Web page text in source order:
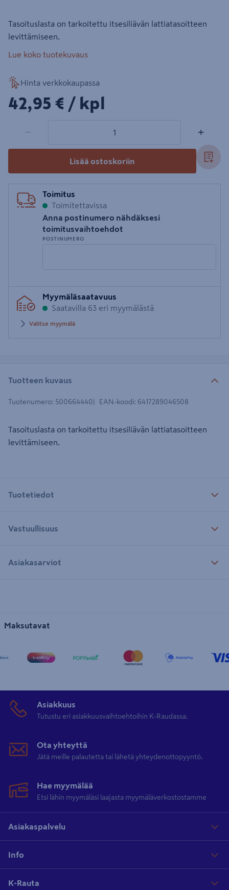
Tasoituslasta on tarkoitettu itsesiliävän lattiatasoitteen
levittämiseen.
Lue koko tuotekuvaus
Hinta verkkokaupassa
42,95€/kpl
42,95 € / kpl
− +
Lisää ostoskoriin
Toimitus
Toimitettavissa
Anna postinumero nähdäksesi
toimitusvaihtoehdot
POSTINUMERO
postinumero
Myymäläsaatavuus
Saatavilla 63 eri myymälästä
Valitse myymälä
Tuotteen kuvaus
Tuotenumero: 500664440 EAN-koodi: 6417289046508
Tasoituslasta on tarkoitettu itsesiliävän lattiatasoitteen
levittämiseen.
Tuotetiedot
Vastuullisuus
Asiakasarviot
Maksutavat
Asiakkuus
Tutustu eri asiakkuusvaihtoehtoihin K-Raudassa.
Ota yhteyttä
Jätä meille palautetta tai lähetä yhteydenottopyyntö.
Hae myymälää
Etsi lähin myymäläsi laajasta myymäläverkostostamme
Asiakaspalvelu
Info
K-Rauta